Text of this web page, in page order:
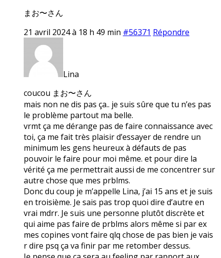
まお〜さん
21 avril 2024 à 18 h 49 min #56371 Répondre
Lina
coucou まお〜さん
mais non ne dis pas ça.. je suis sûre que tu n’es pas
le problème partout ma belle.
vrmt ça me dérange pas de faire connaissance avec
toi, ça me fait très plaisir d’essayer de rendre un
minimum les gens heureux à défauts de pas
pouvoir le faire pour moi même. et pour dire la
vérité ça me permettrait aussi de me concentrer sur
autre chose que mes prblms.
Donc du coup je m’appelle Lina, j’ai 15 ans et je suis
en troisième. Je sais pas trop quoi dire d’autre en
vrai mdrr. Je suis une personne plutôt discrète et
qui aime pas faire de prblms alors même si par ex
mes copines vont faire qlq chose de pas bien je vais
r dire psq ça va finir par me retomber dessus.